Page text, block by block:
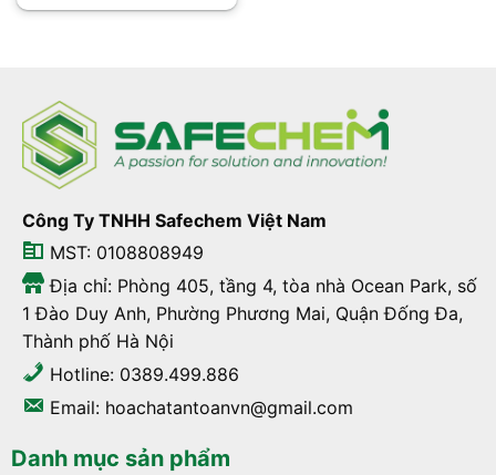
Công Ty TNHH Safechem Việt Nam
MST: 0108808949
Địa chỉ: Phòng 405, tầng 4, tòa nhà Ocean Park, số
1 Đào Duy Anh, Phường Phương Mai, Quận Đống Đa,
Thành phố Hà Nội
Hotline: 0389.499.886
Email: hoachatantoanvn@gmail.com
Danh mục sản phẩm